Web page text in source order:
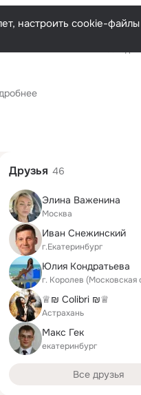
настроить cookie-
Друзья 46
Элина Важенина
Москва
Иван Снежинский
г.Екатеринбург
Юлия Кондратьева
г. Королев (Московская
♕₪ Colibri ₪♕
Астрахань
Mакс Гек
екатеринбург
Все друзья